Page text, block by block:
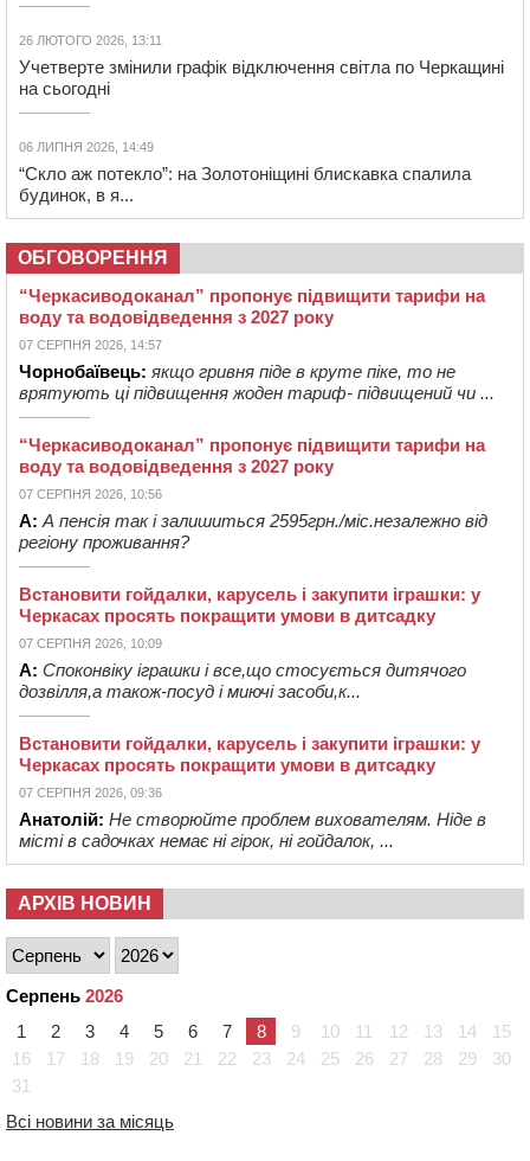
26 ЛЮТОГО 2026, 13:11
Учетверте змінили графік відключення світла по Черкащині
на сьогодні
06 ЛИПНЯ 2026, 14:49
“Скло аж потекло”: на Золотоніщині блискавка спалила
будинок, в я...
ОБГОВОРЕННЯ
“Черкасиводоканал” пропонує підвищити тарифи на
воду та водовідведення з 2027 року
07 СЕРПНЯ 2026, 14:57
Чорнобаївець: якщо гривня піде в круте піке, то не
врятують ці підвищення жоден тариф- підвищений чи ...
“Черкасиводоканал” пропонує підвищити тарифи на
воду та водовідведення з 2027 року
07 СЕРПНЯ 2026, 10:56
А: А пенсія так і залишиться 2595грн./міс.незалежно від
регіону проживання?
Встановити гойдалки, карусель і закупити іграшки: у
Черкасах просять покращити умови в дитсадку
07 СЕРПНЯ 2026, 10:09
А: Споконвіку іграшки і все,що стосується дитячого
дозвілля,а також-посуд і миючі засоби,к...
Встановити гойдалки, карусель і закупити іграшки: у
Черкасах просять покращити умови в дитсадку
07 СЕРПНЯ 2026, 09:36
Анатолій: Не створюйте проблем вихователям. Ніде в
місті в садочках немає ні гірок, ні гойдалок, ...
АРХІВ НОВИН
Серпень 2026
1
2 3 4 5 6 7 8 9 10 11 12 13 14
15
16
17 18 19 20 21 22 23 24 25 26 27 28 29
30
31
Всі новини за місяць